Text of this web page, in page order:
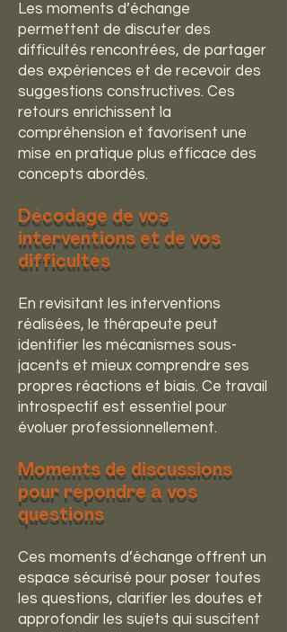
Les moments d’échange
permettent de discuter des
difficultés rencontrées, de partager
des expériences et de recevoir des
suggestions constructives. Ces
retours enrichissent la
compréhension et favorisent une
mise en pratique plus efficace des
concepts abordés.
Décodage de vos
interventions et de vos
difficultés
En revisitant les interventions
réalisées, le thérapeute peut
identifier les mécanismes sous-
jacents et mieux comprendre ses
propres réactions et biais. Ce travail
introspectif est essentiel pour
évoluer professionnellement.
Moments de discussions
pour répondre à vos
questions
Ces moments d’échange offrent un
espace sécurisé pour poser toutes
les questions, clarifier les doutes et
approfondir les sujets qui suscitent